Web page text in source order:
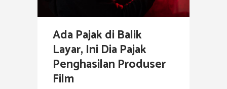
Ada Pajak di Balik
Layar, Ini Dia Pajak
Penghasilan Produser
Film